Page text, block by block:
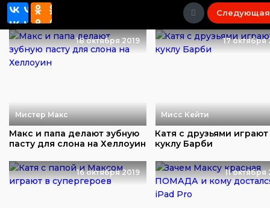
Следующая
18 октября 2019
Мистер Макс
Макс и папа делают зубную
пасту для слона на Хеллоуин
17 октября
Мисс Кейти
Катя с друзьями играют
куклу Барби
16 октября 2019 11 октября